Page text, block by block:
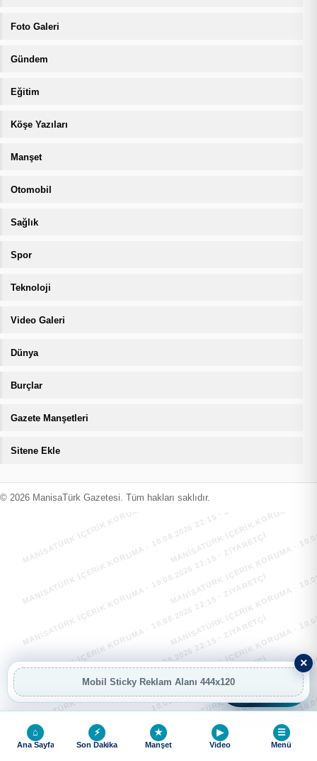
Foto Galeri
Gündem
Eğitim
Köşe Yazıları
Manşet
Otomobil
Sağlık
Spor
Teknoloji
Video Galeri
Dünya
Burçlar
Gazete Manşetleri
Sitene Ekle
© 2026 ManisaTürk Gazetesi. Tüm hakları saklıdır.
×
Mobil Sticky Reklam Alanı 444x120
⌂
Ana Sayfa
⚡
Son Dakika
★
Manşet
▶
Video
☰
Menü
MANİSATÜRK İÇERİK KORUMA · 10.08.2026 22:15 · ZIYARETÇI
MANİSATÜRK İÇERİK KORUMA
MANİSATÜRK İÇERİK KORUMA · 10.08.2026 22:15 · ZIYARETÇI
MANİSATÜRK İÇERİK KORUMA
MANİSATÜRK İÇERİK KORUMA · 10.08.2026 22:15 · ZIYARETÇI
MANİSATÜRK İÇERİK KORUMA
MANİSATÜRK İÇERİK KORUMA · 10.08.2026 22:15 · ZIYARETÇI
MANİSATÜRK İÇERİK KORUMA
MANİSATÜRK İÇERİK KORUMA · 10.08.2026 22:15 · ZIYARETÇI
MANİSATÜRK İÇERİK KORUMA
MANİSATÜRK İÇERİK KORUMA · 10.08.2026 22:15 · ZIYARETÇI
MANİSATÜRK İÇERİK KORUMA